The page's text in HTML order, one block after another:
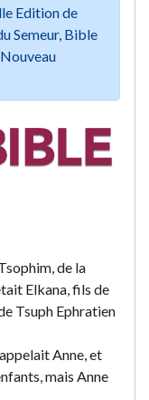
Edition de
Semeur, Bible
de la
Elkana, fils de
Tsuph Ephratien
Anne, et
mais Anne